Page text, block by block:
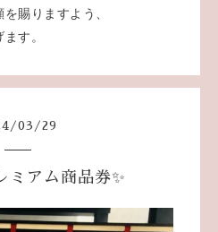
賜りますよう、
す。
/03 / 29
ミアム商品券✨️